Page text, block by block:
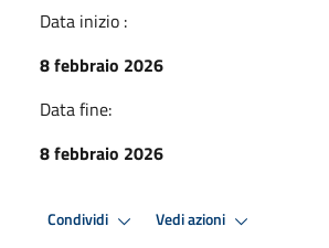
Data inizio :
8 febbraio 2026
Data fine:
8 febbraio 2026
Condividi Vedi azioni